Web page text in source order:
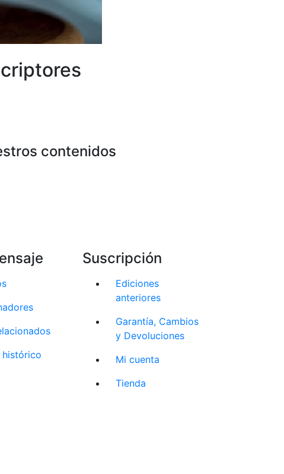
contenidos
Suscripción
Ediciones
anteriores
Garantía, Cambios
y Devoluciones
Mi cuenta
Tienda